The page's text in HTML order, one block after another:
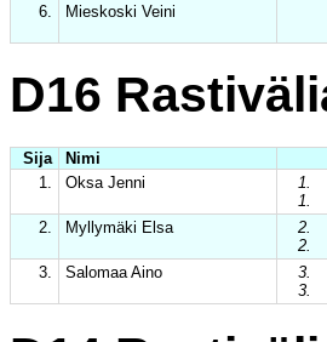
6.
Mieskoski Veini
D16
Sija Nimi
1.
Oksa Jenni 1.
1.
2.
Myllymäki Elsa 2.
2.
3.
Salomaa Aino 3.
3.